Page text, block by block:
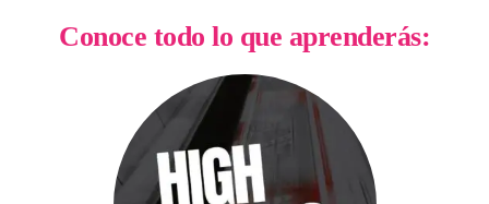
Conoce todo lo que aprenderás: